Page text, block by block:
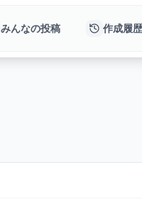
みんなの投稿 作成履歴